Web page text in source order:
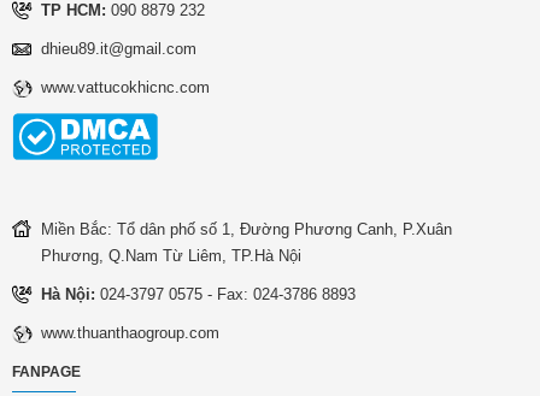
TP HCM: 090 8879 232
dhieu89.it@gmail.com
www.vattucokhicnc.com
Miền Bắc: Tổ dân phố số 1, Đường Phương Canh, P.Xuân
Phương, Q.Nam Từ Liêm, TP.Hà Nội
Hà Nội: 024-3797 0575 - Fax: 024-3786 8893
www.thuanthaogroup.com
FANPAGE